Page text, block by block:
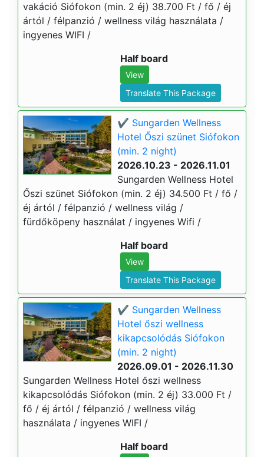
vakáció Siófokon (min. 2 éj) 38.700 Ft / fő / éj
ártól / félpanzió / wellness világ használata /
ingyenes WIFI /
Half board
View
Translate This Package
✔️ Sungarden Wellness
Hotel Őszi szünet Siófokon
(min. 2 night)
2026.10.23 - 2026.11.01
Sungarden Wellness Hotel
Őszi szünet Siófokon (min. 2 éj) 34.500 Ft / fő /
éj ártól / félpanzió / wellness világ /
fürdőköpeny használat / ingyenes Wifi /
Half board
View
Translate This Package
✔️ Sungarden Wellness
Hotel őszi wellness
kikapcsolódás Siófokon
(min. 2 night)
2026.09.01 - 2026.11.30
Sungarden Wellness Hotel őszi wellness
kikapcsolódás Siófokon (min. 2 éj) 33.000 Ft /
fő / éj ártól / félpanzió / wellness világ
használata / ingyenes WIFI /
Half board